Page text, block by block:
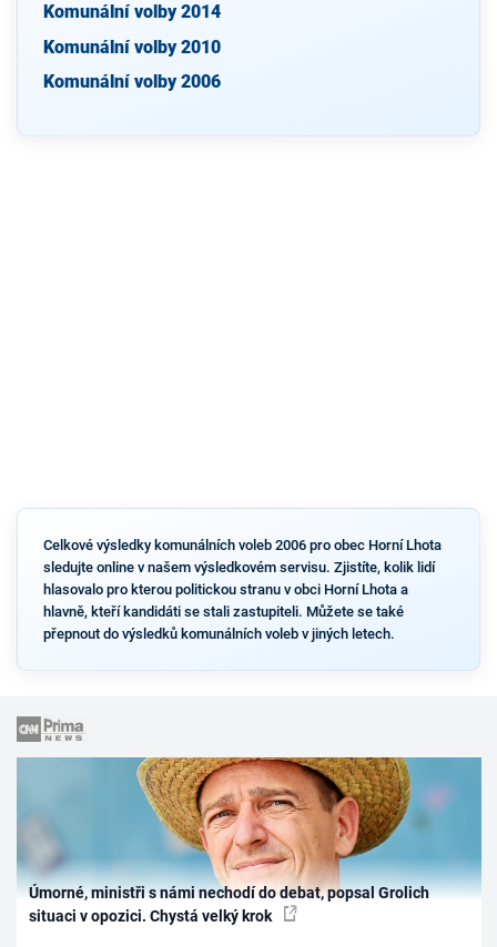
Komunální volby 2014
Komunální volby 2010
Komunální volby 2006
Celkové výsledky komunálních voleb 2006 pro obec Horní Lhota
sledujte online v našem výsledkovém servisu. Zjistíte, kolik lidí
hlasovalo pro kterou politickou stranu v obci Horní Lhota a
hlavně, kteří kandidáti se stali zastupiteli. Můžete se také
přepnout do výsledků komunálních voleb v jiných letech.
Úmorné, ministři s námi nechodí do debat, popsal Grolich
situaci v opozici. Chystá velký krok